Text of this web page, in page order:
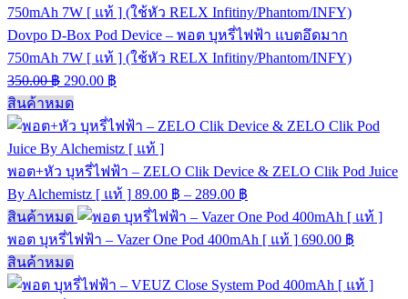
Dovpo D-Box Pod Device – พอต บุหรี่ไฟฟ้า แบตอึดมาก
750mAh 7W [ แท้ ] (ใช้หัว RELX Infitiny/Phantom/INFY)
350.00฿ 290.00 ฿
สินค้าหมด
พอต+หัว บุหรี่ไฟฟ้า – ZELO Clik Device & ZELO Clik Pod Juice
By Alchemistz [ แท้ ] 89.00 ฿ – 289.00 ฿
สินค้าหมด
พอต บุหรี่ไฟฟ้า – Vazer One Pod 400mAh [ แท้ ] 690.00 ฿
สินค้าหมด